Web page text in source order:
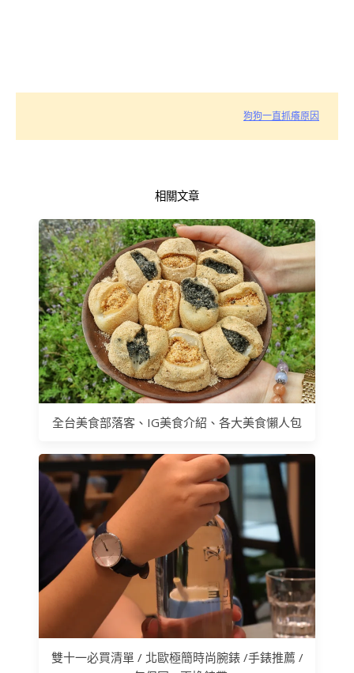
狗狗一直抓癢原因
相關文章
全台美食部落客、IG美食介紹、各大美食懶人包
雙十一必買清單 / 北歐極簡時尚腕錶 /手錶推薦 /